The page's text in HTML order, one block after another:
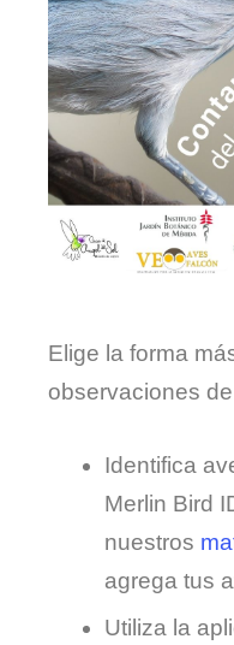
Elige la forma
observaciones
Identifica
Merlin Bird
nuestros
agrega tus
Utiliza la